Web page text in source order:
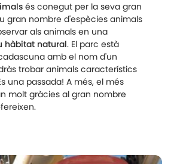
és conegut per la seva gran
gran nombre d'espècies animals
als animals en una
hàbitat natural. El parc està
amb el nom d'un
trobar animals característics
una passada! A més, el més
molt gràcies al gran nombre